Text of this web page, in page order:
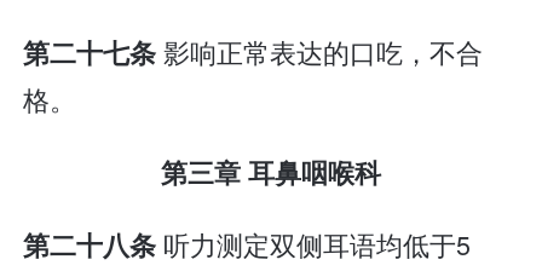
第二十七条影响正常表达的口吃，不合
格。
第三章 耳鼻咽喉科
第二十八条 听力测定双侧耳语均低于5